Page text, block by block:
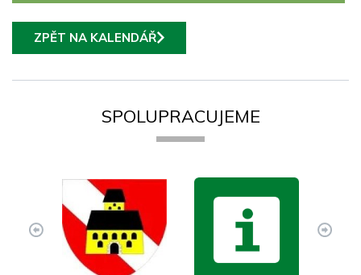
ZPĚT NA KALENDÁŘ
SPOLUPRACUJEME